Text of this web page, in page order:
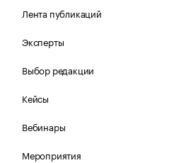
Лента публикаций
Эксперты
Выбор редакции
Кейсы
Вебинары
Мероприятия